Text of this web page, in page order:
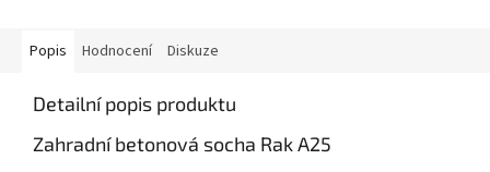
Popis Hodnocení Diskuze
Detailní popis produktu
Zahradní betonová socha Rak A25